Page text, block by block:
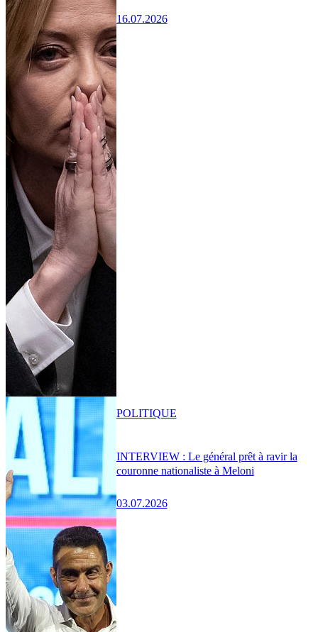
16.07.2026
INTERVIEW : Le général prêt à ravir la
couronne nationaliste à Meloni
03.07.2026
POLITIQUE